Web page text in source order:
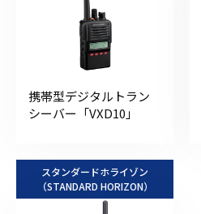
携帯型デジタルトラン
シーバー「VXD10」
スタンダードホライゾン
（STANDARD HORIZON）